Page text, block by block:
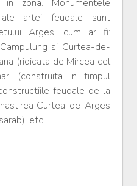
zona. Monumentele
ale artei feudale sunt
Arges, cum ar fi:
si Curtea-de-
(ridicata de Mircea cel
(construita in timpul
feudale de la
Curtea-de-Arges
etc